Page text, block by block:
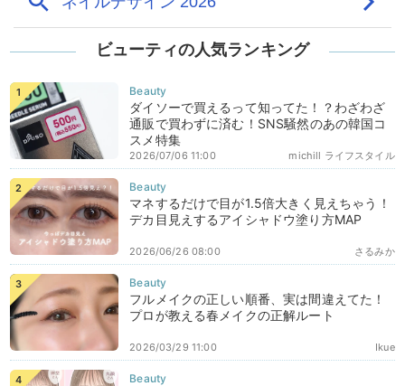
ビューティの人気ランキング
ダイソーで買えるって知ってた！？わざわざ
通販で買わずに済む！SNS騒然のあの韓国コ
スメ特集
michill ライフスタイル
2026/07/06 11:00
マネするだけで目が1.5倍大きく見えちゃう！
デカ目見えするアイシャドウ塗り方MAP
さるみか
2026/06/26 08:00
フルメイクの正しい順番、実は間違えてた！
プロが教える春メイクの正解ルート
Ikue
2026/03/29 11:00